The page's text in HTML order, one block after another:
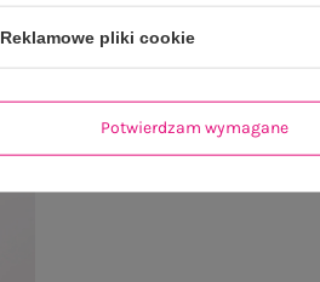
Reklamowe pliki cookie
Potwierdzam wymagane